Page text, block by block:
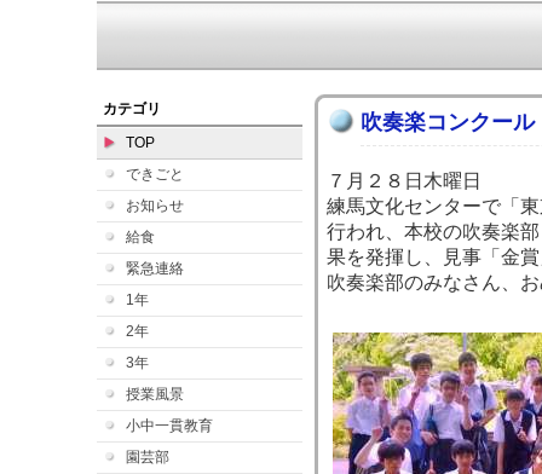
カテゴリ
TOP
できごと
お知らせ
給食
緊急連絡
1年
2年
3年
授業風景
小中一貫教育
園芸部
吹奏楽コンクー
７月２８日木曜日
練馬文化センターで「
行われ、本校の吹奏楽
果を発揮し、見事「金
吹奏楽部のみなさん、